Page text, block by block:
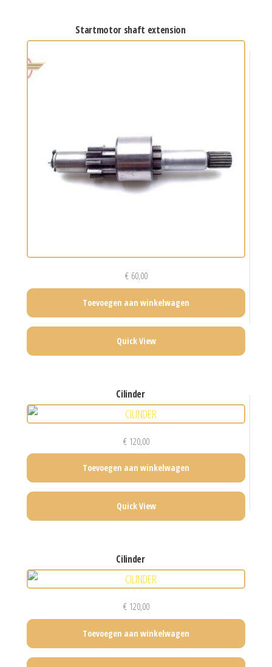
startmotor shaft extension
€60,00
Toevoegen aan winkelwagen
Quick View
cilinder
€120,00
Toevoegen aan winkelwagen
Quick View
cilinder
€120,00
Toevoegen aan winkelwagen